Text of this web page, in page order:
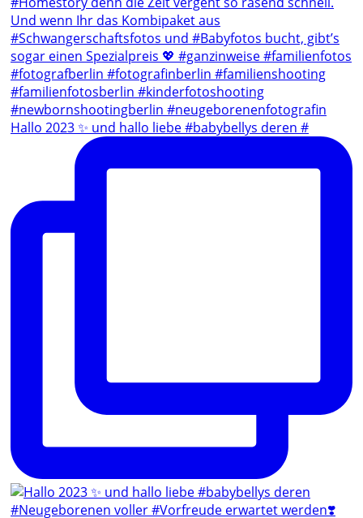
Hallo 2023 ✨ und hallo liebe #babybellys deren #